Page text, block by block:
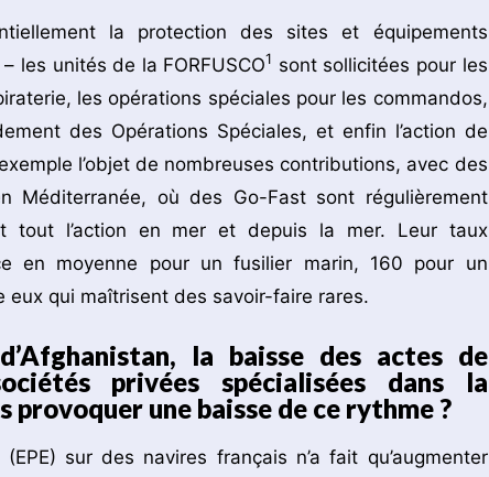
la protection des sites et équipements
les unités de la FORFUSCO1 sont sollicitées pour les
les opérations spéciales pour les commandos,
des Opérations Spéciales, et enfin l’action de
l’objet de nombreuses contributions, avec des
Méditerranée, où des Go-Fast sont régulièrement
tout l’action en mer et depuis la mer. Leur taux
en moyenne pour un fusilier marin, 160 pour un
eux qui maîtrisent des savoir-faire rares.
la baisse des actes de
privées spécialisées dans la
une baisse de ce rythme ?
sur des navires français n’a fait qu’augmenter